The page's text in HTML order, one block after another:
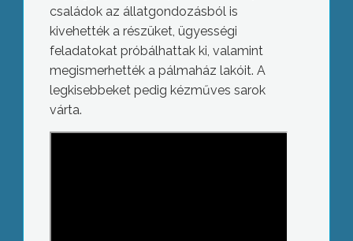
családok az állatgondozásból is
kivehették a részüket, ügyességi
feladatokat próbálhattak ki, valamint
megismerhették a pálmaház lakóit. A
legkisebbeket pedig kézműves sarok
várta.